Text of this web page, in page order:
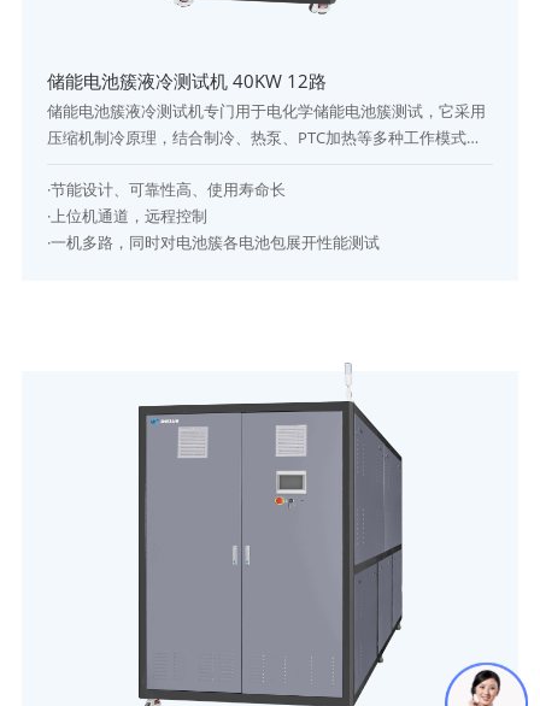
储能电池簇液冷测试机 40KW 12路
储能电池簇液冷测试机专门用于电化学储能电池簇测试，它采用
压缩机制冷原理，结合制冷、热泵、PTC加热等多种工作模式，
簇多电池包进行温度、压力、流量等相关参数的耐受性测试。
·节能设计、可靠性高、使用寿命长
·上位机通道，远程控制
·一机多路，同时对电池簇各电池包展开性能测试